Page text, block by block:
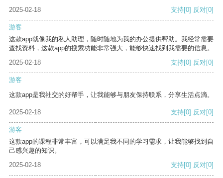
2025-02-18
支持[0] 反对[0]
游客
这款app就像我的私人助理，随时随地为我的办公提供帮助。我经常需要
查找资料，这款app的搜索功能非常强大，能够快速找到我需要的信息。
2025-02-18
支持[0] 反对[0]
游客
这款app是我社交的好帮手，让我能够与朋友保持联系，分享生活点滴。
2025-02-18 支持[0] 反对[0]
游客
这款app的课程非常丰富，可以满足我不同的学习需求，让我能够找到自
己感兴趣的知识。
2025-02-18
支持[0] 反对[0]